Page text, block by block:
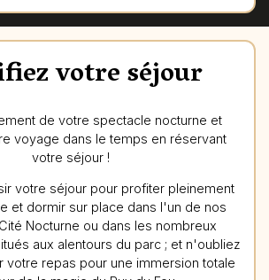
votre séjour
de votre spectacle nocturne et
voyage dans le temps en réservant
votre séjour !
votre séjour pour profiter pleinement
et dormir sur place dans l'un de nos
Nocturne ou dans les nombreux
aux alentours du parc ; et n'oubliez
votre repas pour une immersion totale